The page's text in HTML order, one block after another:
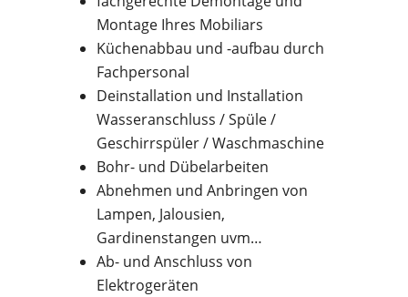
Montage Ihres Mobiliars
Küchenabbau und -aufbau durch
Fachpersonal
Deinstallation und Installation
Wasseranschluss / Spüle /
Geschirrspüler / Waschmaschine
Bohr- und Dübelarbeiten
Abnehmen und Anbringen von
Lampen, Jalousien,
Gardinenstangen uvm…
Ab- und Anschluss von
Elektrogeräten